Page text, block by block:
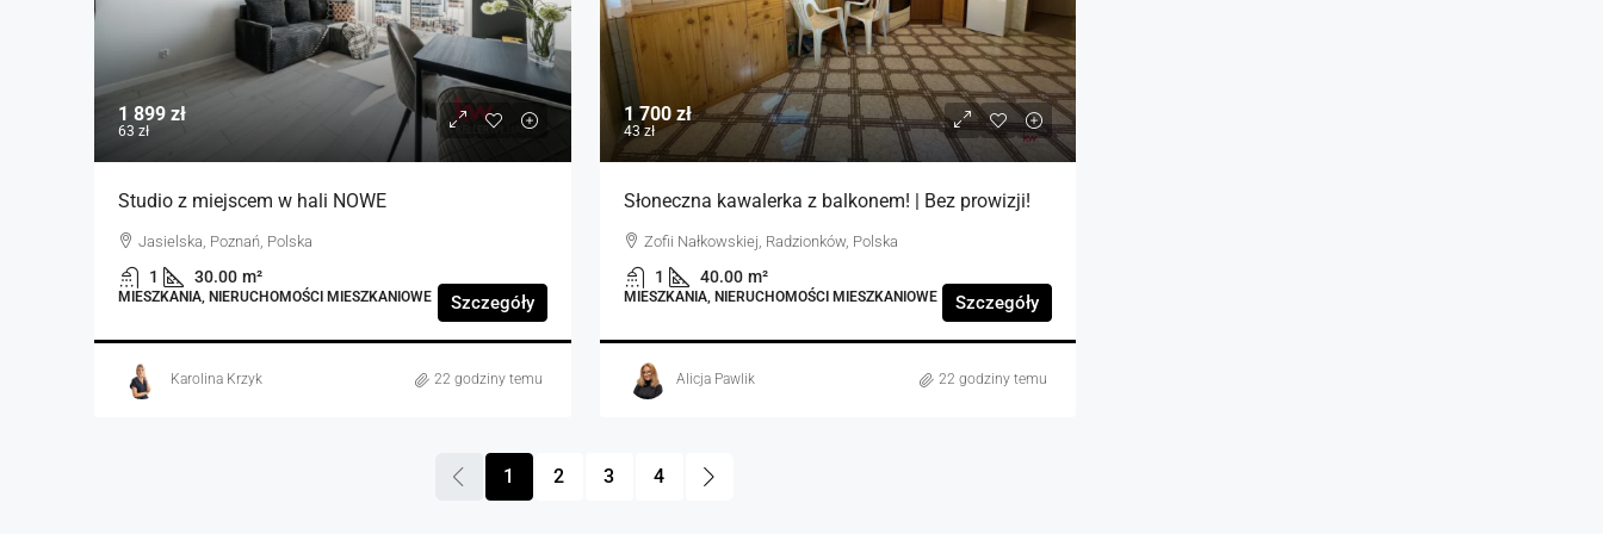
1 899 zł
63 zł
Studio z miejscem w hali NOWE
Jasielska, Poznań, Polska
1 30.00 m²
MIESZKANIA, NIERUCHOMOŚCI MIESZKANIOWE Szczegóły
Karolina Krzyk 22 godziny temu
1 700 zł
43 zł
Słoneczna kawalerka z balkonem! | Bez prowizji!
Zofii Nałkowskiej, Radzionków, Polska
1 40.00 m²
MIESZKANIA, NIERUCHOMOŚCI MIESZKANIOWE Szczegóły
Alicja Pawlik 22 godziny temu
1 2 3 4